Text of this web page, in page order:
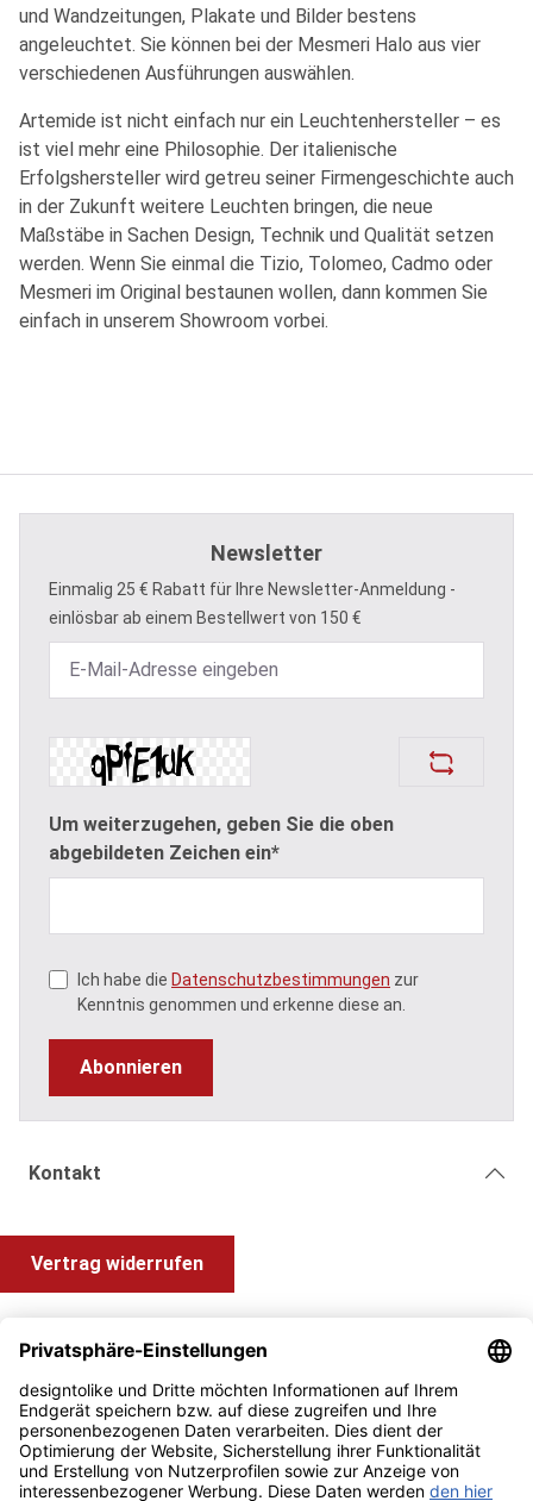
und Wandzeitungen, Plakate und Bilder bestens
angeleuchtet. Sie können bei der Mesmeri Halo aus vier
verschiedenen Ausführungen auswählen.
Artemide ist nicht einfach nur ein Leuchtenhersteller – es
ist viel mehr eine Philosophie. Der italienische
Erfolgshersteller wird getreu seiner Firmengeschichte auch
in der Zukunft weitere Leuchten bringen, die neue
Maßstäbe in Sachen Design, Technik und Qualität setzen
werden. Wenn Sie einmal die Tizio, Tolomeo, Cadmo oder
Mesmeri im Original bestaunen wollen, dann kommen Sie
einfach in unserem Showroom vorbei.
Newsletter
Einmalig 25 € Rabatt für Ihre Newsletter-Anmeldung -
einlösbar ab einem Bestellwert von 150 €
Um weiterzugehen, geben Sie die oben
abgebildeten Zeichen ein*
Ich habe die Datenschutzbestimmungen zur
Kenntnis genommen und erkenne diese an.
Abonnieren
Kontakt
Vertrag widerrufen
Information und Impressum
Zahlung & Versand